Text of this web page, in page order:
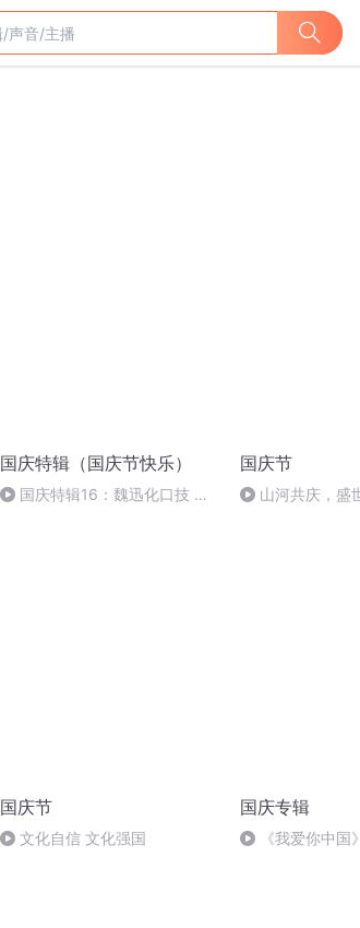
国庆特辑（国庆节快乐）
国庆特辑16：魏迅化口技 二
国庆节
山河共庆，盛
国庆节
文化自信 文化强国
国庆专辑
《我爱你中国》